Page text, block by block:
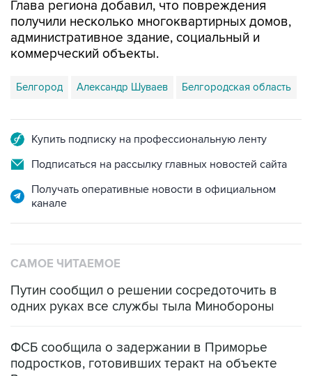
административное здание, социальный и
коммерческий объекты.
Белгород Александр Шуваев
Подписаться на рассылку главных новостей сайта
Получать оперативные новости в официальном
Путин сообщил о решении сосредоточить в
ФСБ сообщила о задержании в Приморье
Росгвардии